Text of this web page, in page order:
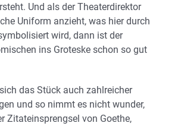
Und als der Theaterdirektor
Uniform anzieht, was hier durch
wird, dann ist der
ins Groteske schon so gut
das Stück auch zahlreicher
und so nimmt es nicht wunder,
Zitateinsprengsel von Goethe,